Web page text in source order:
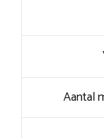
Aantal